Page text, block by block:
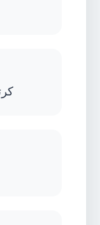
كرتونه 6